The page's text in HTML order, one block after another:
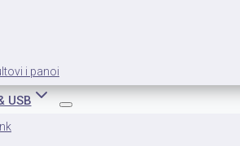
i panoi
USB